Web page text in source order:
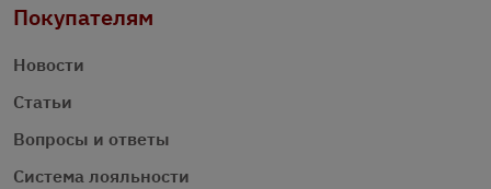
Покупателям
Новости
Статьи
Вопросы и ответы
Система лояльности